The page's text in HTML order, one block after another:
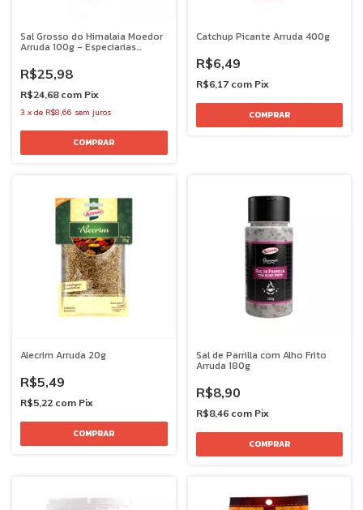
Sal Grosso do Himalaia Moedor
Arruda 100g - Especiarias
R$25,98
R$24,68 com Pix
3 x de R$8,66 sem juros
Catchup Picante Arruda 400g
R$6,49
R$6,17 com Pix
Alecrim Arruda 20g
R$5,49
R$5,22 com Pix
Sal de Parrilla com Alho Frito
Arruda 180g
R$8,90
R$8,46 com Pix